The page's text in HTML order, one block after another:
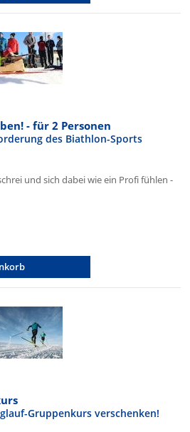
- für 2 Personen
des Biathlon-Sports
und sich dabei wie ein Profi fühlen -
Gruppenkurs verschenken!